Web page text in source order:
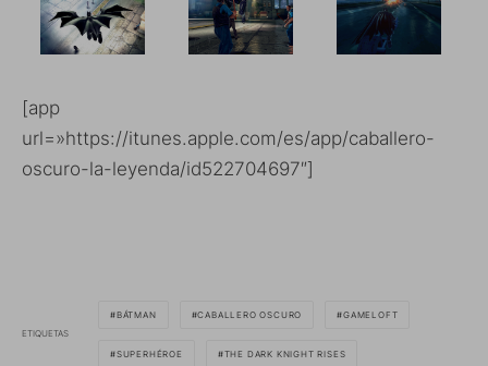
[app
url=»https://itunes.apple.com/es/app/caballero-
oscuro-la-leyenda/id522704697″]
ETIQUETAS
BÁTMAN CABALLERO OSCURO GAMELOFT
SUPERHÉROE THE DARK KNIGHT RISES